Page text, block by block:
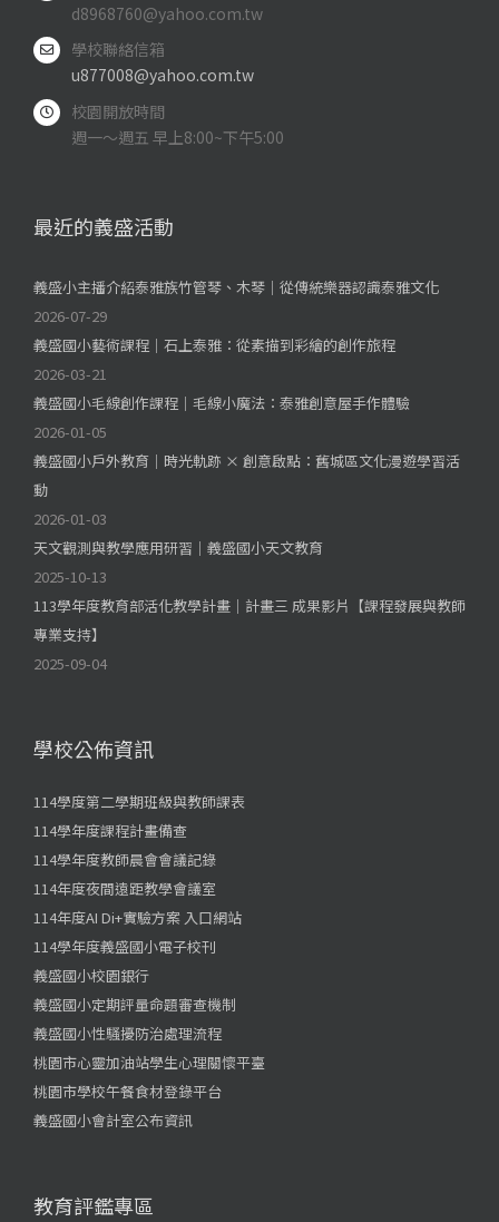
d8968760@yahoo.com.tw
學校聯絡信箱
u877008@yahoo.com.tw
校園開放時間
週一～週五 早上8:00~下午5:00
最近的義盛活動
義盛小主播介紹泰雅族竹管琴、木琴｜從傳統樂器認識泰雅文化
2026-07-29
義盛國小藝術課程｜石上泰雅：從素描到彩繪的創作旅程
2026-03-21
義盛國小毛線創作課程｜毛線小魔法：泰雅創意屋手作體驗
2026-01-05
義盛國小戶外教育｜時光軌跡 × 創意啟點：舊城區文化漫遊學習活
動
2026-01-03
天文觀測與教學應用研習｜義盛國小天文教育
2025-10-13
113學年度教育部活化教學計畫｜計畫三 成果影片【課程發展與教師
專業支持】
2025-09-04
學校公佈資訊
114學度第二學期班級與教師課表
114學年度課程計畫備查
114學年度教師晨會會議記錄
114年度夜間遠距教學會議室
114年度AI Di+實驗方案 入口網站
114學年度義盛國小電子校刊
義盛國小校園銀行
義盛國小定期評量命題審查機制
義盛國小性騷擾防治處理流程
桃園市心靈加油站學生心理關懷平臺
桃園市學校午餐食材登錄平台
義盛國小會計室公布資訊
教育評鑑專區